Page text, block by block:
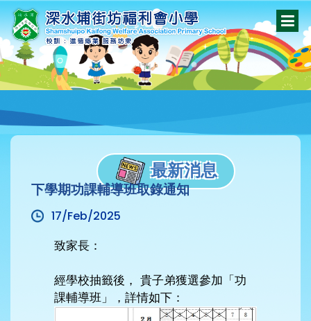
最新消息
下學期功課輔導班取錄通知
17/Feb/2025
致家長：
經學校抽籤後， 貴子弟獲選參加「功
課輔導班」，詳情如下：